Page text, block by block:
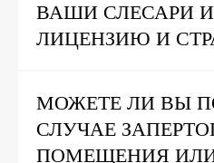
ВАШИ СЛЕСАРИ
ЛИЦЕНЗИЮ И
МОЖЕТЕ ЛИ ВЫ
СЛУЧАЕ
ПОМЕЩЕНИЯ